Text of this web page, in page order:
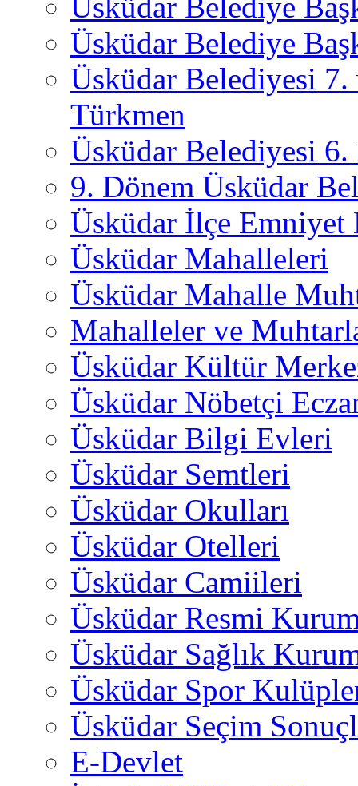
Üsküdar Belediye
Üsküdar Belediye
Üsküdar Belediyesi
Türkmen
Üsküdar Belediyesi 6.
9. Dönem Üsküdar
Üsküdar İlçe
Üsküdar Mahalleleri
Üsküdar Mahalle
Mahalleler ve
Üsküdar Kültür
Üsküdar Nöbetçi
Üsküdar Bilgi Evleri
Üsküdar Semtleri
Üsküdar Okulları
Üsküdar Otelleri
Üsküdar Camiileri
Üsküdar Resmi
Üsküdar Sağlık
Üsküdar Spor
Üsküdar Seçim
E-Devlet